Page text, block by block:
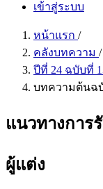
เข้าสู่ระบบ
หน้าแรก /
คลังบทความ /
ปีที่ 24 ฉบับที่
บทความต้นฉ
แนวทางการ
ผู้แต่ง